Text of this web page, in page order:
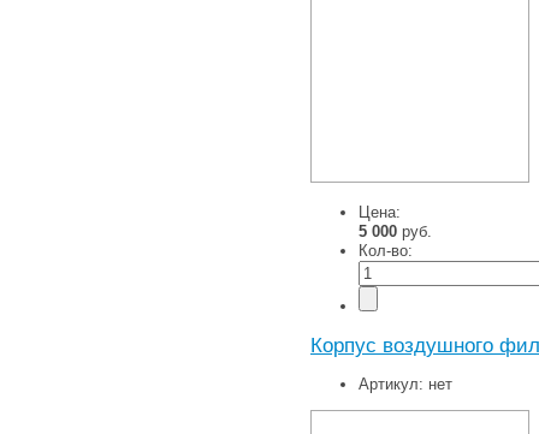
Цена:
5 000 руб.
Кол-во:
Корпус воздушного
Артикул: нет